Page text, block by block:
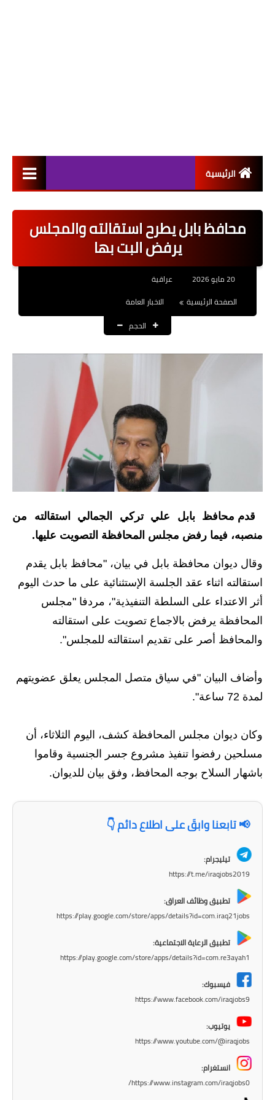
الرئيسية
اخبار القطاع العام
اخبار القطاع الخاص
العقود والاجور اليومية
القروض والسلف
المنح المالية
قطع الاراضي
اخبار العراق
الاخبار السياسية
الاخبار الامنية
الاخبار الاقتصادية
الاخبار الرياضية
المدارس
نتائج الامتحانات
المرحلة المتوسطة
المرحلة الاعدادية
اسئلة وزارية
المرحلة الابتدائية
مرشحات
محافظ بابل يطرح استقالته والمجلس
يرفض البت بها
20 مايو 2026
عراقية
الصفحة الرئيسية
الاخبار العامة
الحجم
قدم محافظ بابل علي تركي الجمالي استقالته من
منصبه، فيما رفض مجلس المحافظة التصويت عليها.
وقال ديوان محافظة بابل في بيان، "محافظ بابل يقدم
استقالته اثناء عقد الجلسة الإستثنائية على ما حدث اليوم
أثر الاعتداء على السلطة التنفيذية"، مردفا "مجلس
المحافظة يرفض بالاجماع تصويت على استقالته
والمحافظ أصر على تقديم استقالته للمجلس".
وأضاف البيان "في سياق متصل المجلس يعلق عضويتهم
لمدة 72 ساعة".
وكان ديوان مجلس المحافظة كشف، اليوم الثلاثاء، أن
مسلحين رفضوا تنفيذ مشروع جسر الجنسية وقاموا
باشهار السلاح بوجه المحافظ، وفق بيان للديوان.
📢 تابعنا وابقَ على اطلاع دائم 👇
تيليجرام:
https://t.me/iraqjobs2019
تطبيق وظائف العراق:
https://play.google.com/store/apps/details?id=com.iraq21jobs
تطبيق الرعاية الاجتماعية:
https://play.google.com/store/apps/details?id=com.re3ayah1
فيسبوك:
https://www.facebook.com/iraqjobs9
يوتيوب:
https://www.youtube.com/@iraqjobs
انستغرام:
https://www.instagram.com/iraqjobs0/